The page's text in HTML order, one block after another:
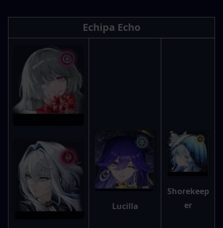
Echipa Echo
Lucilla
Shorekeep
er